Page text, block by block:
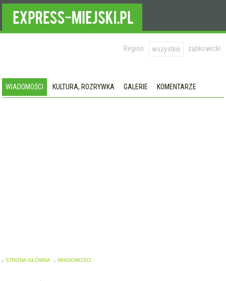
Region: wszystkie ząbkowicki
WIADOMOŚCI KULTURA, ROZRYWKA GALERIE KOMENTARZE
STRONA GŁÓWNA WIADOMOŚCI